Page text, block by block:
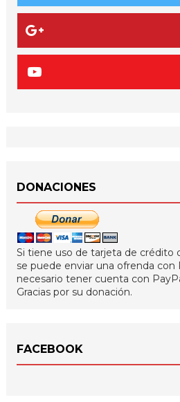
DONACIONES
Si tiene uso de tarjeta de crédito
se puede enviar una ofrenda con
necesario tener cuenta con
Gracias por su donación.
FACEBOOK